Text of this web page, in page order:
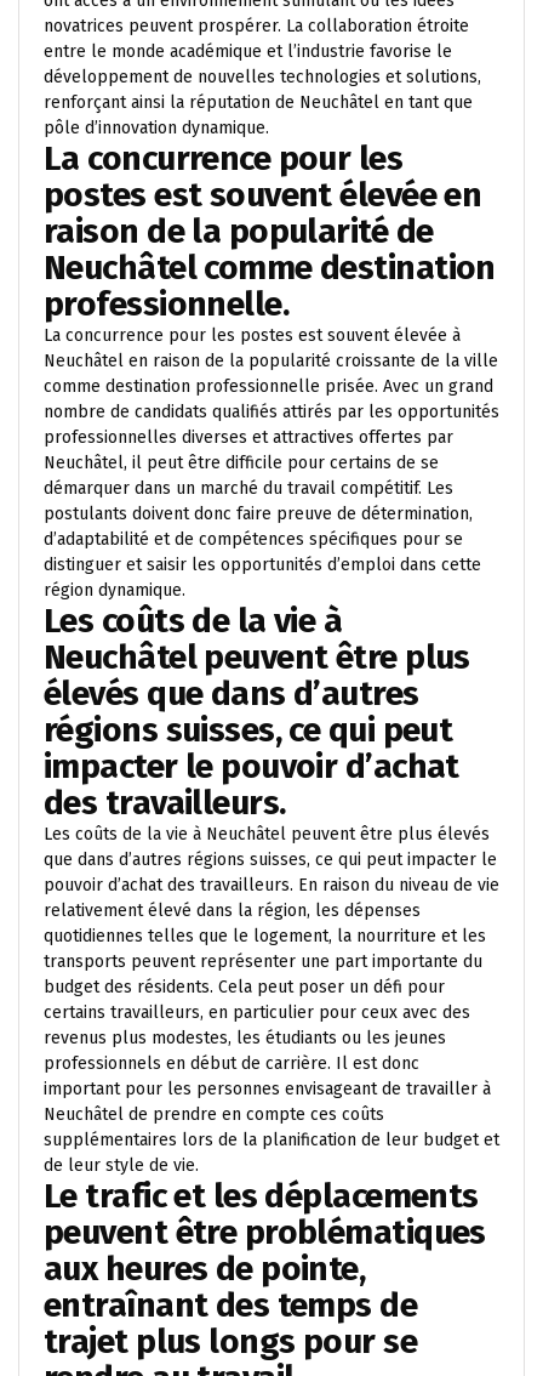
novatrices peuvent prospérer. La collaboration étroite
entre le monde académique et l’industrie favorise le
développement de nouvelles technologies et solutions,
renforçant ainsi la réputation de Neuchâtel en tant que
pôle d’innovation dynamique.
La concurrence pour les
postes est souvent élevée en
raison de la popularité de
Neuchâtel comme destination
professionnelle.
La concurrence pour les postes est souvent élevée à
Neuchâtel en raison de la popularité croissante de la ville
comme destination professionnelle prisée. Avec un grand
nombre de candidats qualifiés attirés par les opportunités
professionnelles diverses et attractives offertes par
Neuchâtel, il peut être difficile pour certains de se
démarquer dans un marché du travail compétitif. Les
postulants doivent donc faire preuve de détermination,
d’adaptabilité et de compétences spécifiques pour se
distinguer et saisir les opportunités d’emploi dans cette
région dynamique.
Les coûts de la vie à
Neuchâtel peuvent être plus
élevés que dans d’autres
régions suisses, ce qui peut
impacter le pouvoir d’achat
des travailleurs.
Les coûts de la vie à Neuchâtel peuvent être plus élevés
que dans d’autres régions suisses, ce qui peut impacter le
pouvoir d’achat des travailleurs. En raison du niveau de vie
relativement élevé dans la région, les dépenses
quotidiennes telles que le logement, la nourriture et les
transports peuvent représenter une part importante du
budget des résidents. Cela peut poser un défi pour
certains travailleurs, en particulier pour ceux avec des
revenus plus modestes, les étudiants ou les jeunes
professionnels en début de carrière. Il est donc
important pour les personnes envisageant de travailler à
Neuchâtel de prendre en compte ces coûts
supplémentaires lors de la planification de leur budget et
de leur style de vie.
Le trafic et les déplacements
peuvent être problématiques
aux heures de pointe,
entraînant des temps de
trajet plus longs pour se